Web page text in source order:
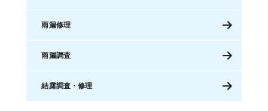
雨漏修理
雨漏調査
結露調査・修理